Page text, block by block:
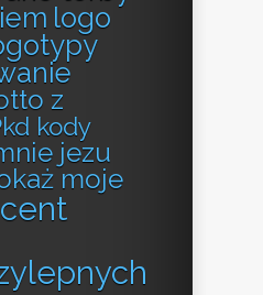
logo
z
kody
jezu
moje